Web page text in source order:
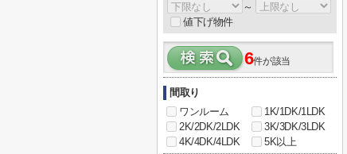
～
値下げ物件
6件が該当
間取り
ワンルーム
1K/1DK/1LDK
2K/2DK/2LDK
3K/3DK/3LDK
4K/4DK/4LDK
5K以上